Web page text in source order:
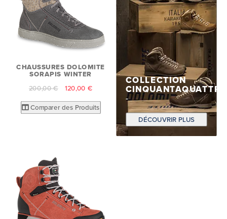
CHAUSSURES DOLOMITE
SORAPIS WINTER
200,00 € 120,00 €
Comparer des Produits
COLLECTION
DÉCOUVRIR PLUS